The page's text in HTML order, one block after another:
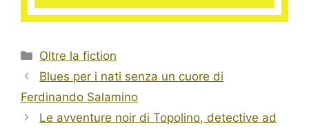
Categorie
Oltre la fiction
Blues per i nati senza un cuore di
Ferdinando Salamino
Le avventure noir di Topolino, detective ad